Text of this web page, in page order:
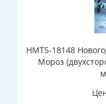
НМТ5-18148
Мороз